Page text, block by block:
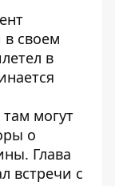
своем
в
могут
о
Глава
встречи с